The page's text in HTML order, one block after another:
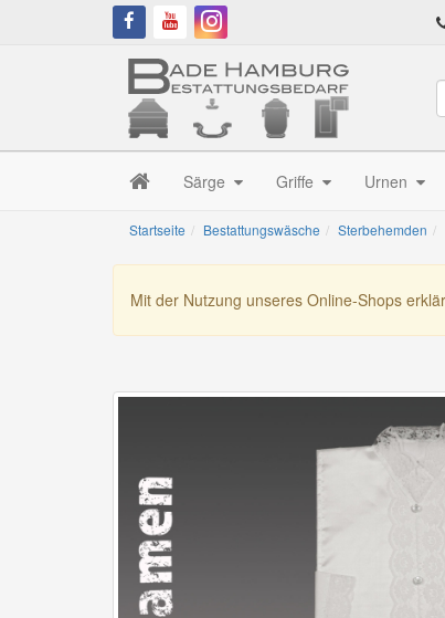
Särge Griffe Urnen
Startseite Bestattungswäsche Sterbehemden
Mit der Nutzung unseres Online-Shops